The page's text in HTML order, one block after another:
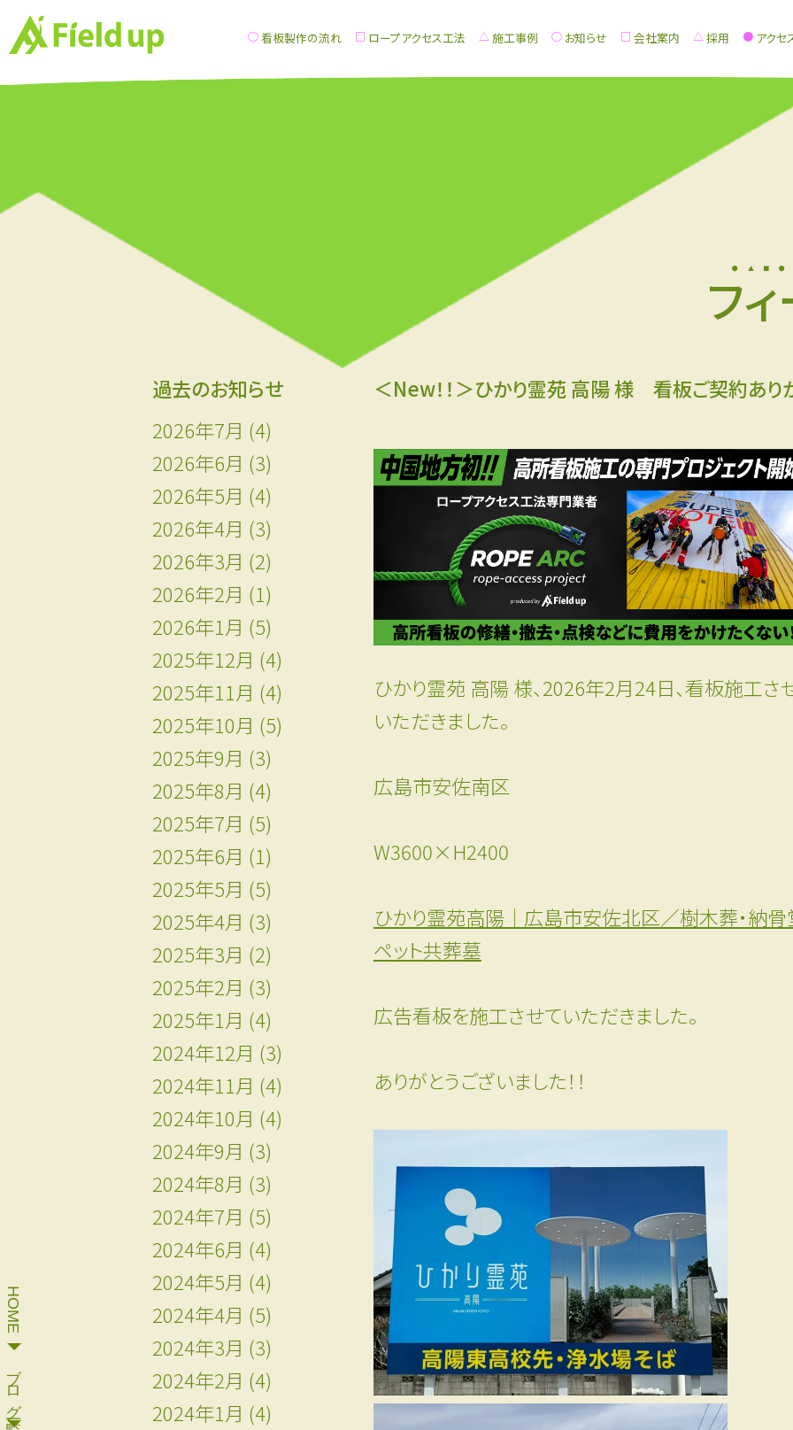
看板製作の流れ ロープアクセス工法 施工事例 お知らせ 会社案内 採用 アクセ
HOME
ブログ一覧
フ
＜New！！＞ひかり霊苑 高陽 様 看板ご契約あり
ひかり霊苑 高陽 様、2026年2月24日、看板施工さ
いただきました。
広島市安佐南区
W3600×H2400
ひかり霊苑高陽｜広島市安佐北区／樹木葬・納骨
ペット共葬墓
広告看板を施工させていただきました。
ありがとうございました！！
過去のお知らせ
2026年7月 (4)
2026年6月 (3)
2026年5月 (4)
2026年4月 (3)
2026年3月 (2)
2026年2月 (1)
2026年1月 (5)
2025年12月 (4)
2025年11月 (4)
2025年10月 (5)
2025年9月 (3)
2025年8月 (4)
2025年7月 (5)
2025年6月 (1)
2025年5月 (5)
2025年4月 (3)
2025年3月 (2)
2025年2月 (3)
2025年1月 (4)
2024年12月 (3)
2024年11月 (4)
2024年10月 (4)
2024年9月 (3)
2024年8月 (3)
2024年7月 (5)
2024年6月 (4)
2024年5月 (4)
2024年4月 (5)
2024年3月 (3)
2024年2月 (4)
2024年1月 (4)